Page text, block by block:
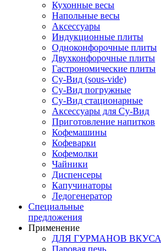
Кухонные весы
Напольные весы
Аксессуары
Индукционные плиты
Одноконфорочные плиты
Двухконфорочные плиты
Гастрономические плиты
Су-Вид (sous-vide)
Су-Вид погружные
Су-Вид стационарные
Аксессуары для Су-Вид
Приготовление напитков
Кофемашины
Кофеварки
Кофемолки
Чайники
Диспенсеры
Капучинаторы
Ледогенератор
Специальные
предложения
Применение
ДЛЯ ГУРМАНОВ ВКУСА
Паровая печь